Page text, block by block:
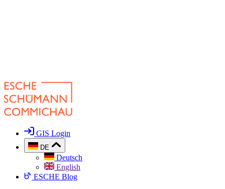
GIS Login
DE
Deutsch
English
ESCHE Blog